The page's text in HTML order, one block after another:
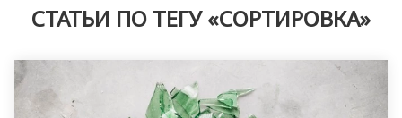
СТАТЬИ ПО ТЕГУ «СОРТИРОВКА»